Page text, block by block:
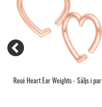
Rosé Heart Ear Weights - Säljs i par